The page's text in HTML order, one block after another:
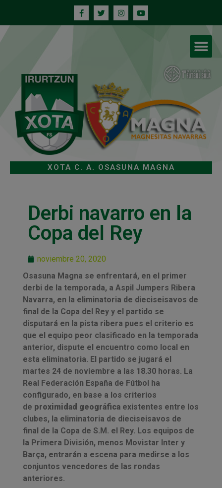
XOTA C. A. OSASUNA MAGNA
Derbi navarro en la
Copa del Rey
noviembre 20, 2020
Osasuna Magna se enfrentará, en el primer
derbi de la temporada, a Aspil Jumpers Ribera
Navarra, en la eliminatoria de dieciseisavos de
final de la Copa del Rey y el partido se
disputará en la pista ribera pues el criterio es
que el equipo peor clasificado en la temporada
anterior, dispute el encuentro como local en
esta eliminatoria. El partido se jugará el
martes 24 de noviembre a las 18.30 horas. La
Real Federación España de Fútbol ha
configurado, en base a los criterios
de proximidad geográficaexistentes entre los
clubes, la eliminatoria de dieciseisavos de
final de la Copa de S.M. el Rey. Los equipos de
la Primera División, menos Movistar Inter y
Barça, entrarán a escena para medirse a los
conjuntos vencedores de las rondas
anteriores.